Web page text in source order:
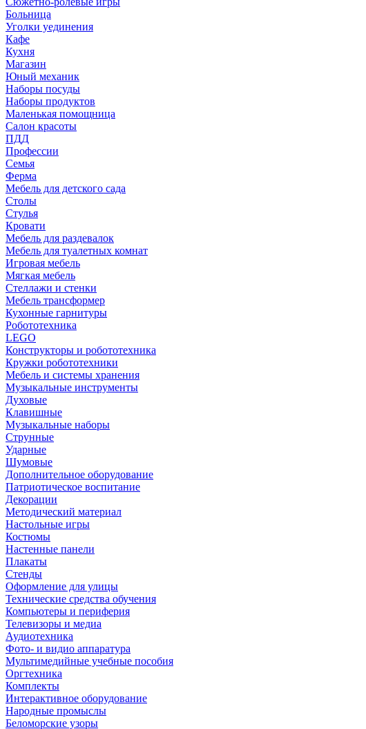
Больница
Уголки уединения
Кафе
Кухня
Магазин
Юный механик
Наборы посуды
Наборы продуктов
Маленькая помощница
Салон красоты
ПДД
Профессии
Семья
Ферма
Мебель для детского сада
Столы
Cтулья
Кровати
Мебель для раздевалок
Мебель для туалетных комнат
Игровая мебель
Мягкая мебель
Стеллажи и стенки
Мебель трансформер
Кухонные гарнитуры
Робототехника
LEGO
Конструкторы и робототехника
Кружки робототехники
Мебель и системы хранения
Музыкальные инструменты
Духовые
Клавишные
Музыкальные наборы
Струнные
Ударные
Шумовые
Дополнительное оборудование
Патриотическое воспитание
Декорации
Методический материал
Настольные игры
Костюмы
Настенные панели
Плакаты
Стенды
Оформление для улицы
Технические средства обучения
Компьютеры и периферия
Телевизоры и медиа
Аудиотехника
Фото- и видио аппаратура
Мультимедийные учебные пособия
Оргтехника
Комплекты
Интерактивное оборудование
Народные промыслы
Беломорские узоры